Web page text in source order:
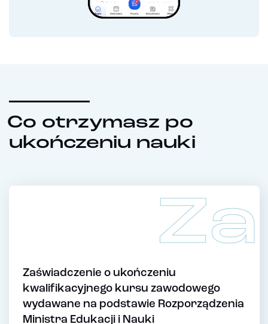
Co otrzymasz po
ukończeniu nauki
Za
Zaświadczenie o ukończeniu
kwalifikacyjnego kursu zawodowego
wydawane na podstawie Rozporządzenia
Ministra Edukacji i Nauki